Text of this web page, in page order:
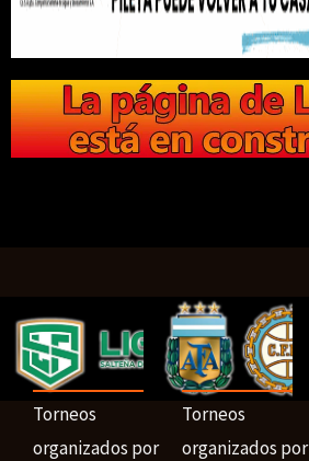
Torneos
organizados por
Torneos
organizados por